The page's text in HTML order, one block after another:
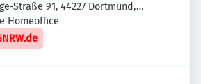
Straße 91, 44227 Dortmund,
Homeoffice